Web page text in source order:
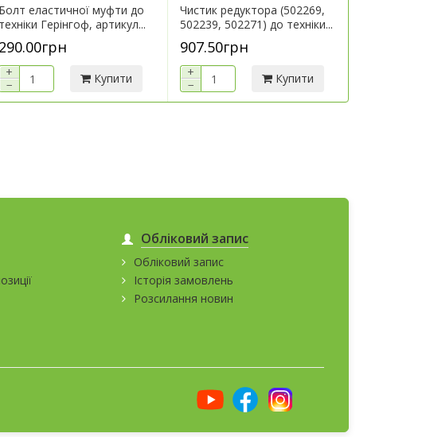
Болт еластичної муфти до
техніки Герінгоф, артикул...
290.00грн
+
−
Купити
Чистик редуктора (502269,
502239, 502271) до техніки...
907.50грн
+
−
Купити
Обліковий запис
Обліковий запис
Історія замовлень
Розсилання новин